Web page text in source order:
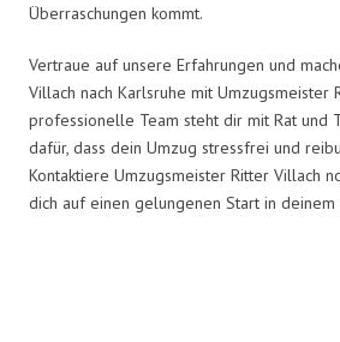
Überraschungen kommt.
Vertraue auf unsere Erfahrungen und
Villach nach Karlsruhe mit Umzugsmeister
professionelle Team steht dir mit Rat und
dafür, dass dein Umzug stressfrei und
Kontaktiere Umzugsmeister Ritter Villach
dich auf einen gelungenen Start in deinem